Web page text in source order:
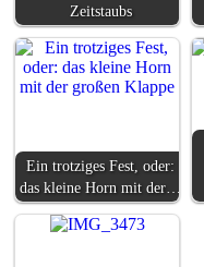
Zeitstaubs
Ein trotziges Fest, oder:
das kleine Horn mit der…